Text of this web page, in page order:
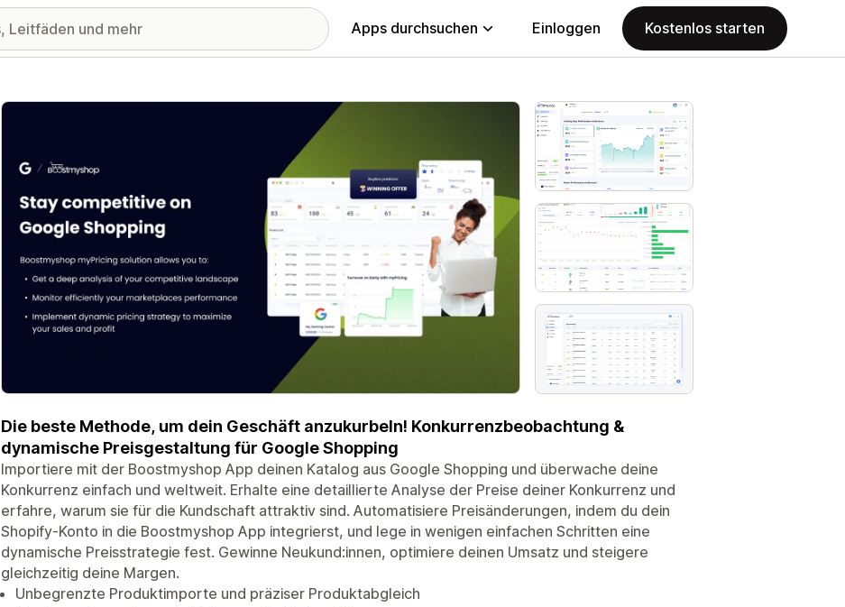
Apps durchsuchen Einloggen Kostenlos starten
Vorgestellte Bildergalerie
Die beste Methode, um dein Geschäft anzukurbeln! Konkurrenzbeobachtung &
dynamische Preisgestaltung für Google Shopping
Importiere mit der Boostmyshop App deinen Katalog aus Google Shopping und überwache deine
Konkurrenz einfach und weltweit. Erhalte eine detaillierte Analyse der Preise deiner Konkurrenz und
erfahre, warum sie für die Kundschaft attraktiv sind. Automatisiere Preisänderungen, indem du dein
Shopify-Konto in die Boostmyshop App integrierst, und lege in wenigen einfachen Schritten eine
dynamische Preisstrategie fest. Gewinne Neukund:innen, optimiere deinen Umsatz und steigere
gleichzeitig deine Margen.
Unbegrenzte Produktimporte und präziser Produktabgleich